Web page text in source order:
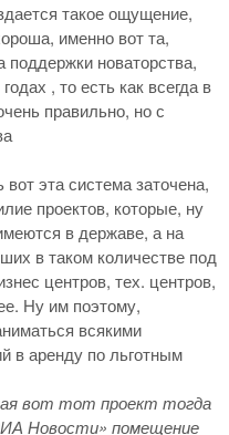
такое ощущение,
именно вот та,
поддержки новаторства,
, то есть как всегда в
правильно, но с
эта система заточена,
проектов, которые, ну
в державе, а на
в таком количестве под
центров, тех. центров,
Ну им поэтому,
всякими
в аренду по льготным
вот тот проект тогда
Новости» помещение